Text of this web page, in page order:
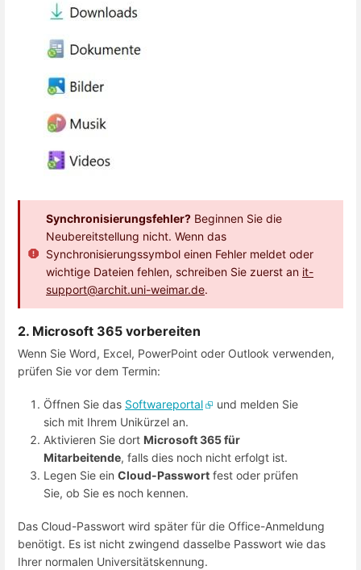
Synchronisierungsfehler? Beginnen Sie die
Neubereitstellung nicht. Wenn das
Synchronisierungssymbol einen Fehler meldet oder
wichtige Dateien fehlen, schreiben Sie zuerst an it-
support@archit.uni-weimar.de.
2. Microsoft 365 vorbereiten
Wenn Sie Word, Excel, PowerPoint oder Outlook verwenden,
prüfen Sie vor dem Termin:
Öffnen Sie das Softwareportal
und melden Sie
sich mit Ihrem Unikürzel an.
Aktivieren Sie dort Microsoft 365 für
Mitarbeitende, falls dies noch nicht erfolgt ist.
Legen Sie ein Cloud-Passwort fest oder prüfen
Sie, ob Sie es noch kennen.
Das Cloud-Passwort wird später für die Office-Anmeldung
benötigt. Es ist nicht zwingend dasselbe Passwort wie das
Ihrer normalen Universitätskennung.